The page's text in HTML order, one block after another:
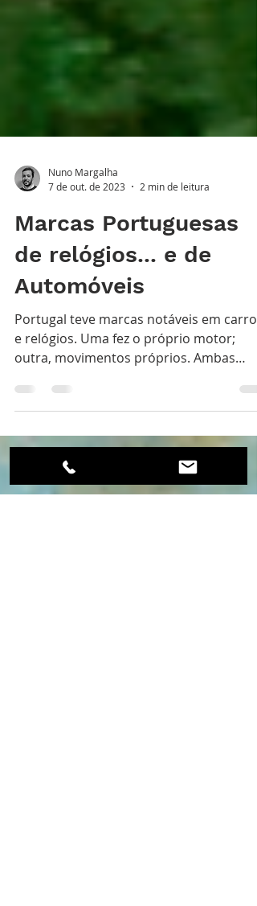
Nuno Margalha
7 de out. de 2023
Marcas Portuguesas
de relógios... e de
Automóveis
Portugal teve marcas notáveis em carros
outra, movimentos próprios. Ambas
mereciam um filme.